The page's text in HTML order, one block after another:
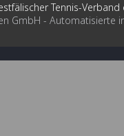
Tennis-Verband
GmbH - Automatisierte